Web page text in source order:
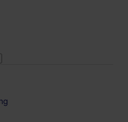
Iran’s deputy
Israel on talks with